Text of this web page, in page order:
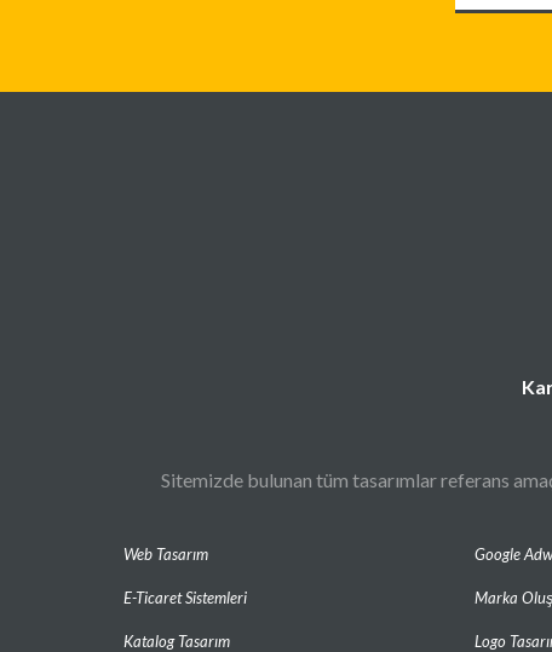
Sitemizde bulunan tüm tasarımlar referans
Web Tasarım
E-Ticaret Sistemleri
Katalog Tasarım
Google
Marka
Logo